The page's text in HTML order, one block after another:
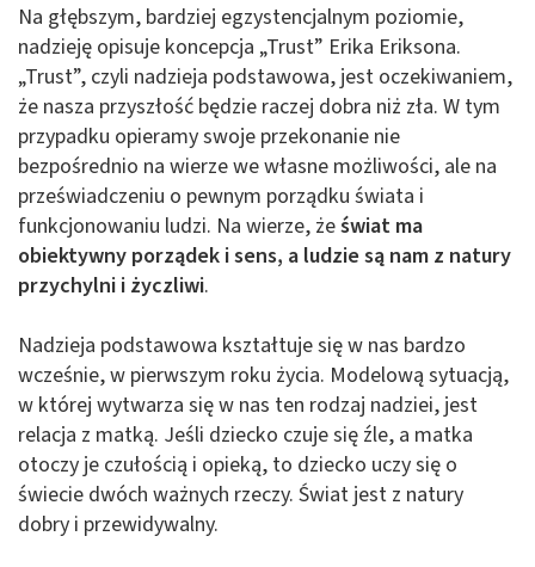
Na głębszym, bardziej egzystencjalnym poziomie,
nadzieję opisuje koncepcja „Trust” Erika Eriksona.
„Trust”, czyli nadzieja podstawowa, jest oczekiwaniem,
że nasza przyszłość będzie raczej dobra niż zła. W tym
przypadku opieramy swoje przekonanie nie
bezpośrednio na wierze we własne możliwości, ale na
przeświadczeniu o pewnym porządku świata i
funkcjonowaniu ludzi. Na wierze, żeświat ma
obiektywny porządek i sens, a ludzie są nam z natury
przychylni i życzliwi.
Nadzieja podstawowa kształtuje się w nas bardzo
wcześnie, w pierwszym roku życia. Modelową sytuacją,
w której wytwarza się w nas ten rodzaj nadziei, jest
relacja z matką. Jeśli dziecko czuje się źle, a matka
otoczy je czułością i opieką, to dziecko uczy się o
świecie dwóch ważnych rzeczy. Świat jest z natury
dobry i przewidywalny.